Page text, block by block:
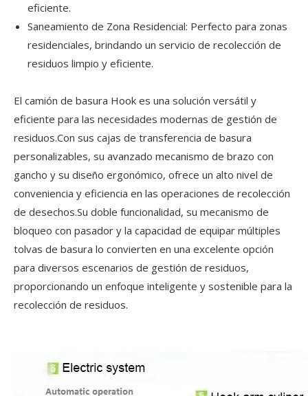
eficiente.
Saneamiento de Zona Residencial: Perfecto para zonas
residenciales, brindando un servicio de recolección de
residuos limpio y eficiente.
El camión de basura Hook es una solución versátil y
eficiente para las necesidades modernas de gestión de
residuos.Con sus cajas de transferencia de basura
personalizables, su avanzado mecanismo de brazo con
gancho y su diseño ergonómico, ofrece un alto nivel de
conveniencia y eficiencia en las operaciones de recolección
de desechos.Su doble funcionalidad, su mecanismo de
bloqueo con pasador y la capacidad de equipar múltiples
tolvas de basura lo convierten en una excelente opción
para diversos escenarios de gestión de residuos,
proporcionando un enfoque inteligente y sostenible para la
recolección de residuos.